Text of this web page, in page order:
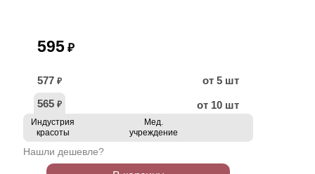
595 ₽
577 ₽
от 5 шт
565 ₽ от 10 шт
Индустрия
красоты
Мед.
учреждение
Нашли дешевле?